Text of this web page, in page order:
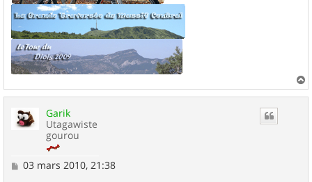
a
Garik
Utagawiste
gourou
M
03 mars 2010, 21:38